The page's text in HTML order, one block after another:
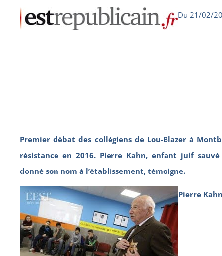
Du 21/02/
Premier débat des collégiens de Lou-Blazer à
résistance en 2016. Pierre Kahn, enfant juif
donné son nom à l’établissement, témoigne.
Pierre